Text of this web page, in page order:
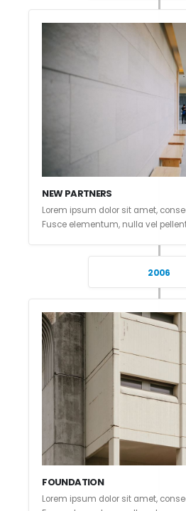
NEW PARTNERS
Lorem ipsum dolor sit amet,
Fusce elementum, nulla vel
2006
FOUNDATION
Lorem ipsum dolor sit amet,